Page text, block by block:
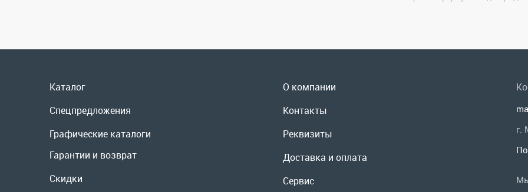
Каталог
Гарантии и возврат
Скидки
О компании
Полезная информация
г.